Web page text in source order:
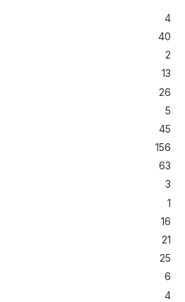
4
40
2
13
26
5
45
156
63
3
1
16
21
25
6
4